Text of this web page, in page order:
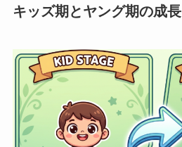
キッズ期とヤング期の成長